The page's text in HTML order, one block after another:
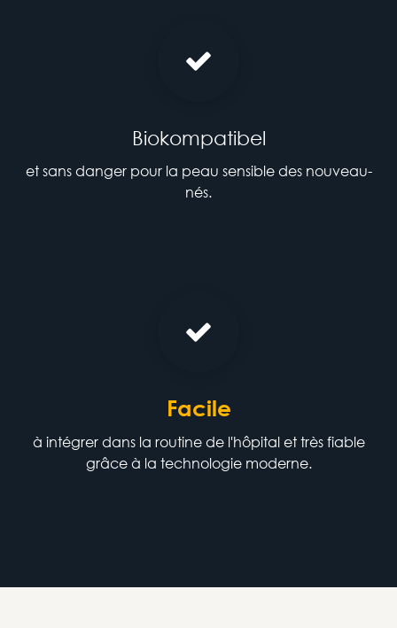
Biokompatibel
et sans danger pour la peau sensible des nouveau-
nés.
Facile
à intégrer dans la routine de l'hôpital et très fiable
grâce à la technologie moderne.